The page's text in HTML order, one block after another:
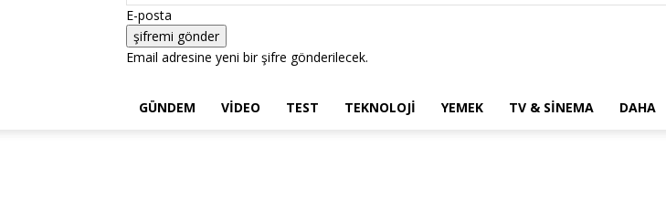
E-posta
Email adresine yeni bir şifre gönderilecek.
GÜNDEM VIDEO TEST TEKNOLOJI YEMEK TV & SINEMA DAHA